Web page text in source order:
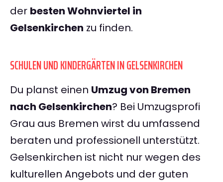
der besten Wohnviertel in
Gelsenkirchen zu finden.
SCHULEN UND KINDERGÄRTEN IN GELSENKIRCHEN
Du planst einen Umzug von Bremen
nach Gelsenkirchen? Bei Umzugsprofi
Grau aus Bremen wirst du umfassend
beraten und professionell unterstützt.
Gelsenkirchen ist nicht nur wegen des
kulturellen Angebots und der guten